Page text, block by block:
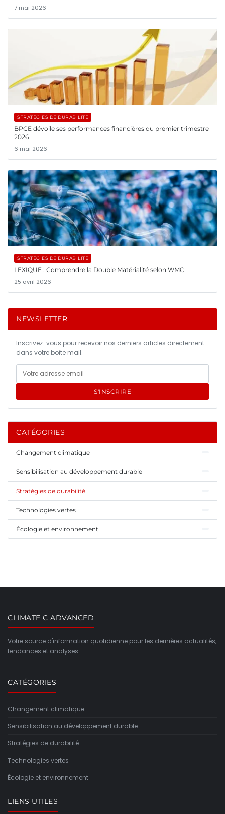
7 mai 2026
STRATÉGIES DE DURABILITÉ
BPCE dévoile ses performances financières du premier trimestre
2026
6 mai 2026
STRATÉGIES DE DURABILITÉ
LEXIQUE : Comprendre la Double Matérialité selon WMC
25 avril 2026
NEWSLETTER
Inscrivez-vous pour recevoir nos derniers articles directement
dans votre boîte mail.
S'INSCRIRE
CATÉGORIES
Changement climatique
Sensibilisation au développement durable
Stratégies de durabilité
Technologies vertes
Écologie et environnement
CLIMATE C ADVANCED
Votre source d'information quotidienne pour les dernières actualités,
tendances et analyses.
CATÉGORIES
Changement climatique
Sensibilisation au développement durable
Stratégies de durabilité
Technologies vertes
Écologie et environnement
LIENS UTILES